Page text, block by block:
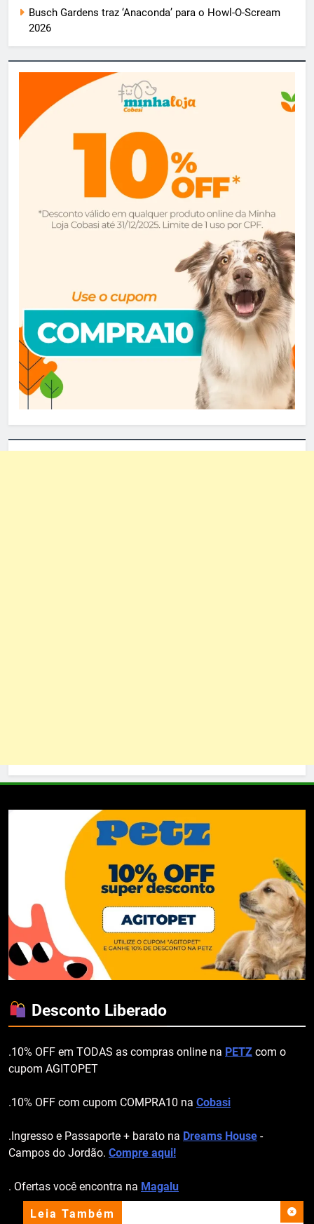
Leia Também
Busch Gardens traz ‘Anaconda’ para o Howl-O-Scream
2026
Desconto Liberado
.10% OFF em TODAS as compras online na PETZ com o
cupom AGITOPET
.10% OFF com cupom COMPRA10 na Cobasi
.Ingresso e Passaporte + barato na Dreams House -
Campos do Jordão. Compre aqui!
. Ofertas você encontra na Magalu
apoio institucional